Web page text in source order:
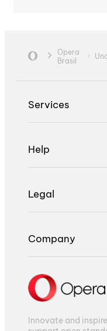
Opera
Brasil
Services
Help
Legal
Company
Innovate and